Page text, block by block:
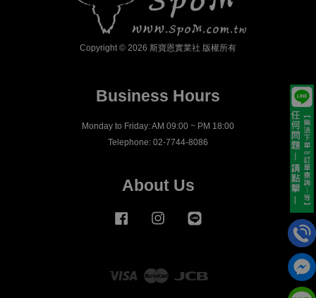
Copyright © 2026 斯寶恩實業社 版權所有
Business Hours
Monday to Friday: AM 09:00 ~ PM 18:00
Telephone: 02-7744-8086
About Us
Facebook Instagram
Visa Master